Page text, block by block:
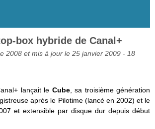
box hybride de Canal+
2008 et mis à jour le 25 janvier 2009 - 18
lançait le Cube, sa troisième génération
après le Pilotime (lancé en 2002) et le
et extensible par disque dur depuis début